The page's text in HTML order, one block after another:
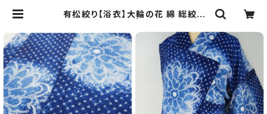
有松絞り【浴衣】大輪の花 綿 総絞り
[online store] キモノリワ 着物 帯